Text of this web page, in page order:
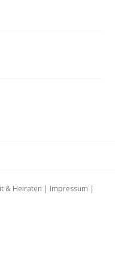
& Heiraten | Impressum |